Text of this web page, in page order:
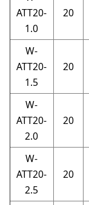
ATT20-
1.0
20
W-
ATT20-
1.5
20
W-
ATT20-
2.0
20
W-
ATT20-
2.5
20